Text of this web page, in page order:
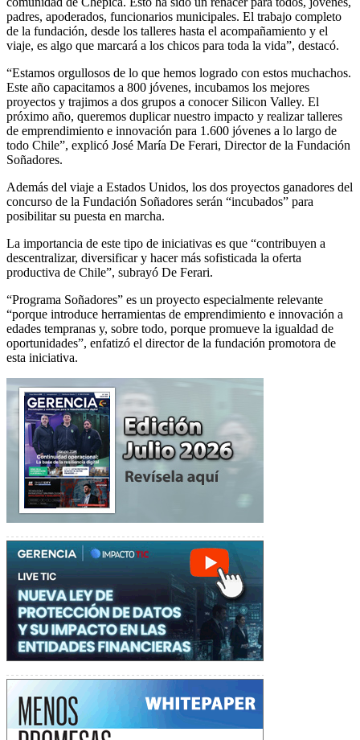
padres, apoderados, funcionarios municipales. El trabajo completo
de la fundación, desde los talleres hasta el acompañamiento y el
viaje, es algo que marcará a los chicos para toda la vida”, destacó.
“Estamos orgullosos de lo que hemos logrado con estos muchachos.
Este año capacitamos a 800 jóvenes, incubamos los mejores
proyectos y trajimos a dos grupos a conocer Silicon Valley. El
próximo año, queremos duplicar nuestro impacto y realizar talleres
de emprendimiento e innovación para 1.600 jóvenes a lo largo de
todo Chile”, explicó José María De Ferari, Director de la Fundación
Soñadores.
Además del viaje a Estados Unidos, los dos proyectos ganadores del
concurso de la Fundación Soñadores serán “incubados” para
posibilitar su puesta en marcha.
La importancia de este tipo de iniciativas es que “contribuyen a
descentralizar, diversificar y hacer más sofisticada la oferta
productiva de Chile”, subrayó De Ferari.
“Programa Soñadores” es un proyecto especialmente relevante
“porque introduce herramientas de emprendimiento e innovación a
edades tempranas y, sobre todo, porque promueve la igualdad de
oportunidades”, enfatizó el director de la fundación promotora de
esta iniciativa.